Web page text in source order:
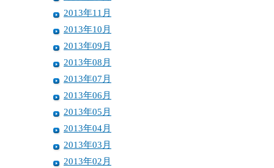
2013年11月
2013年10月
2013年09月
2013年08月
2013年07月
2013年06月
2013年05月
2013年04月
2013年03月
2013年02月